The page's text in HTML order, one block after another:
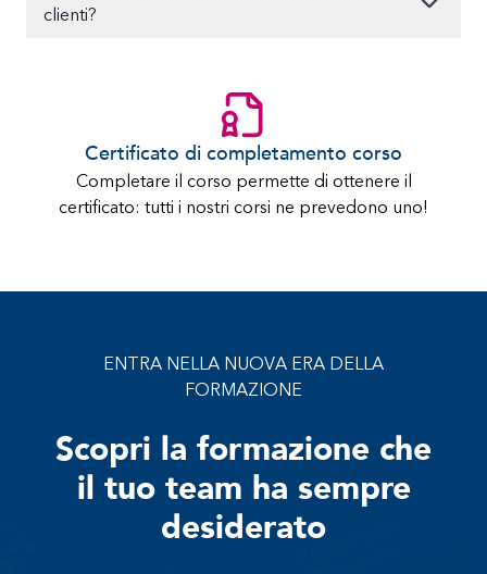
clienti?
Certificato di completamento corso
Completare il corso permette di ottenere il
certificato: tutti i nostri corsi ne prevedono uno!
ENTRA NELLA NUOVA ERA DELLA
FORMAZIONE
Scopri la formazione che
il tuo team ha sempre
desiderato